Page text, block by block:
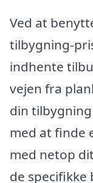
Ved at
tilbygning-
indhente
vejen fra
din
med at finde
med netop
de specifikke